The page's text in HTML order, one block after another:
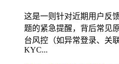
这是一则针对近期用户反
题的紧急提醒，背后常见
台风控（如异常登录、关
KYC...